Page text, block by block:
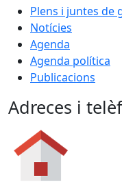
Plens i juntes de
Notícies
Agenda
Agenda política
Publicacions
Adreces i